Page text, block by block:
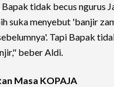
tidak becus ngurus
suka menyebut 'banjir
Tapi Bapak
beber Aldi.
Masa KOPAJA